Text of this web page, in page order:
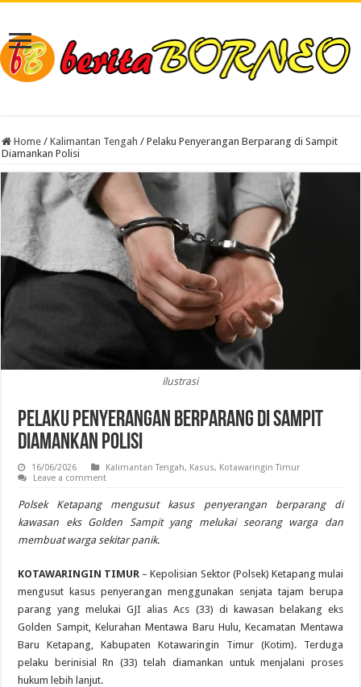
Home / Kalimantan Tengah / Pelaku Penyerangan Berparang di Sampit
Diamankan Polisi
ilustrasi
Pelaku Penyerangan Berparang di Sampit
Diamankan Polisi
16/06/2026 Kalimantan Tengah, Kasus, Kotawaringin Timur
Leave a comment
Polsek Ketapang mengusut kasus penyerangan berparang di
kawasan eks Golden Sampit yang melukai seorang warga dan
membuat warga sekitar panik.
KOTAWARINGIN TIMUR – Kepolisian Sektor (Polsek) Ketapang mulai
mengusut kasus penyerangan menggunakan senjata tajam berupa
parang yang melukai GJI alias Acs (33) di kawasan belakang eks
Golden Sampit, Kelurahan Mentawa Baru Hulu, Kecamatan Mentawa
Baru Ketapang, Kabupaten Kotawaringin Timur (Kotim). Terduga
pelaku berinisial Rn (33) telah diamankan untuk menjalani proses
hukum lebih lanjut.